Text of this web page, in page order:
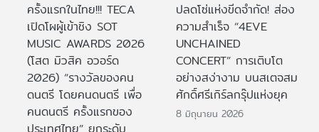
ครั้งแรกในไทย!!! TECA
เปิดโผผู้เข้าชิง SOT
MUSIC AWARDS 2026
(โสต มิวสิค อวอร์ด
2026) “รางวัลของคน
ดนตรี โดยคนดนตรี เพื่อ
คนดนตรี ครั้งแรกของ
ปลดโซ่แห่งขีดจำกัด! ส่อง
ความสำเร็จ “4EVE
UNCHAINED
CONCERT” การเติบโต
อย่างสง่างาม บนสเตจสม
ศักดิ์ศรีเกิร์ลกรุ๊ปแห่งยุค
8 มิถุนายน 2026